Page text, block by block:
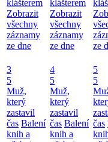
klášterem
Zobrazit
všechny
záznamy
ze dne
klášterem
Zobrazit
všechny
záznamy
ze dne
ze
3
5
Muž,
který
zastavil
čas Balení
knih a
4
5
Muž,
který
zastavil
čas Balení
knih a
5
5
čas